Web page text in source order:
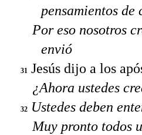
pensamientos de
Por eso nosotros
envió
31 Jesús dijo a los
¿Ahora ustedes
32 Ustedes deben
Muy pronto todos